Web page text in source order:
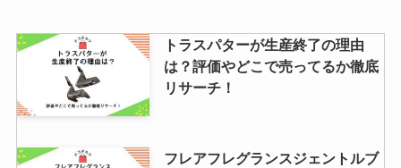
トラスパターが生産終了の理由
は？評価やどこで売ってるか徹底
リサーチ！
フレアフレグランスジェントルブ